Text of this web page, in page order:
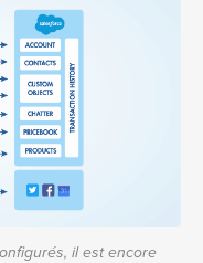
il est encore